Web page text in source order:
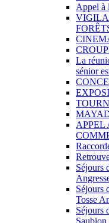
Appel à
La
sénior
APPEL
Séjours
Séjours
Tosse
Séjours
Saubion